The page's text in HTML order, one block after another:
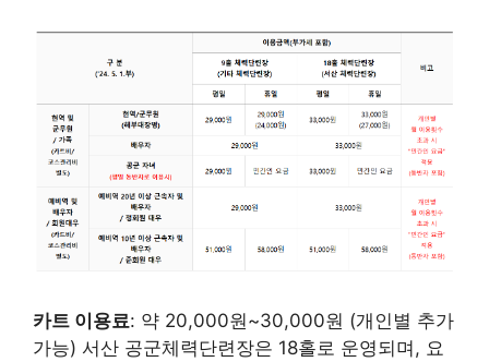
카트 이용료: 약 20,000원~30,000원 (개인별 추가
가능) 서산 공군체력단련장은 18홀로 운영되며, 요